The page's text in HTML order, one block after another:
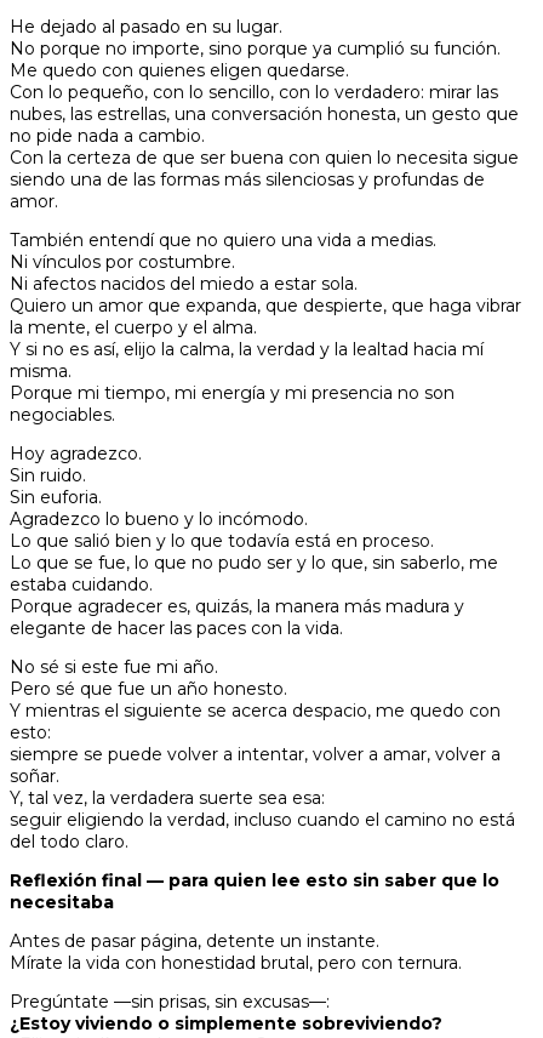
He dejado al pasado en su lugar.
No porque no importe, sino porque ya cumplió su función.
Me quedo con quienes eligen quedarse.
Con lo pequeño, con lo sencillo, con lo verdadero: mirar las
nubes, las estrellas, una conversación honesta, un gesto que
no pide nada a cambio.
Con la certeza de que ser buena con quien lo necesita sigue
siendo una de las formas más silenciosas y profundas de
amor.
También entendí que no quiero una vida a medias.
Ni vínculos por costumbre.
Ni afectos nacidos del miedo a estar sola.
Quiero un amor que expanda, que despierte, que haga vibrar
la mente, el cuerpo y el alma.
Y si no es así, elijo la calma, la verdad y la lealtad hacia mí
misma.
Porque mi tiempo, mi energía y mi presencia no son
negociables.
Hoy agradezco.
Sin ruido.
Sin euforia.
Agradezco lo bueno y lo incómodo.
Lo que salió bien y lo que todavía está en proceso.
Lo que se fue, lo que no pudo ser y lo que, sin saberlo, me
estaba cuidando.
Porque agradecer es, quizás, la manera más madura y
elegante de hacer las paces con la vida.
No sé si este fue mi año.
Pero sé que fue un año honesto.
Y mientras el siguiente se acerca despacio, me quedo con
esto:
siempre se puede volver a intentar, volver a amar, volver a
soñar.
Y, tal vez, la verdadera suerte sea esa:
seguir eligiendo la verdad, incluso cuando el camino no está
del todo claro.
Reflexión final — para quien lee esto sin saber que lo
necesitaba
Antes de pasar página, detente un instante.
Mírate la vida con honestidad brutal, pero con ternura.
Pregúntate —sin prisas, sin excusas—:
¿Estoy viviendo o simplemente sobreviviendo?